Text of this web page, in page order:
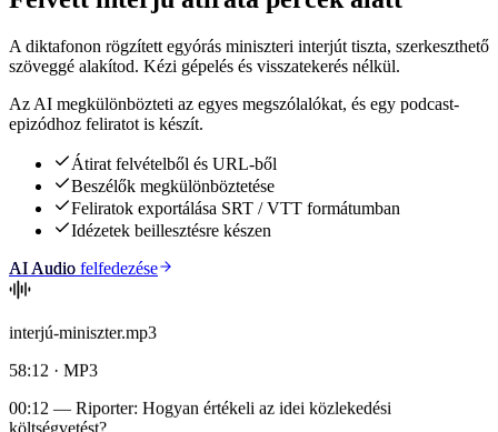
A diktafonon rögzített egyórás miniszteri interjút tiszta, szerkeszthető
szöveggé alakítod. Kézi gépelés és visszatekerés nélkül.
Az AI megkülönbözteti az egyes megszólalókat, és egy podcast-
epizódhoz feliratot is készít.
Átirat felvételből és URL-ből
Beszélők megkülönböztetése
Feliratok exportálása SRT / VTT formátumban
Idézetek beillesztésre készen
AI Audio felfedezése
AI Audio
interjú-miniszter.mp3
58:12 · MP3
00:12 — Riporter: Hogyan értékeli az idei közlekedési
költségvetést?